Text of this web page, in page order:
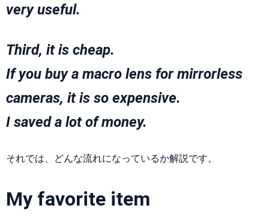
very useful.
Third, it is cheap.
If you buy a macro lens for mirrorless
cameras, it is so expensive.
I saved a lot of money.
それでは、どんな流れになっているか解説です。
My favorite item